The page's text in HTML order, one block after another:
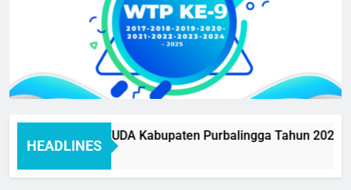
HEADLINES
Pelayanan BAKEUDA Kabupaten Purbalingga Tahun